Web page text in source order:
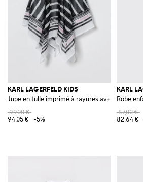
KARL LAGERFELD KIDS
Jupe en tulle imprimé à rayures avec logo
99,00 €
94,05 €
-5%
KARL
Robe
87,00 €
82,64 €